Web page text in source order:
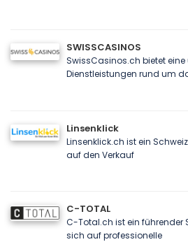
SWISSCASINOS
SwissCasinos.ch bietet
Dienstleistungen rund um
Linsenklick
Linsenklick.ch ist ein
auf den Verkauf
C-TOTAL
C-Total.ch ist ein führender
sich auf professionelle